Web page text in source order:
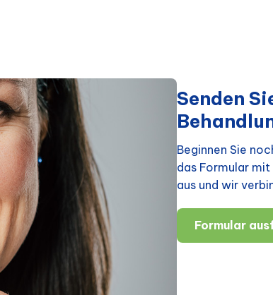
Senden
Beginnen Sie
das Formular
aus und wir
Formular